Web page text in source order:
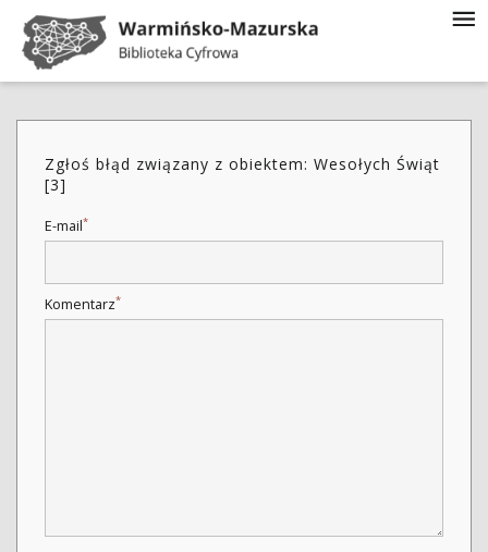
Zgłoś błąd związany z obiektem: Wesołych Świąt
[3]
E-mail*
Komentarz*